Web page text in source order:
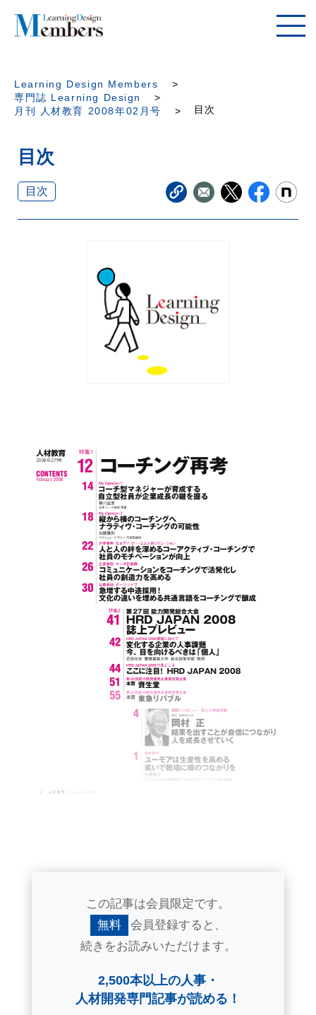
Learning Design Members
専門誌 Learning Design
月刊 人材教育 2008年02月号
目次
目次
目次
この記事は会員限定です。
無料
会員登録すると、
続きをお読みいただけます。
2,500本以上の人事・
人材開発専門記事が読める！